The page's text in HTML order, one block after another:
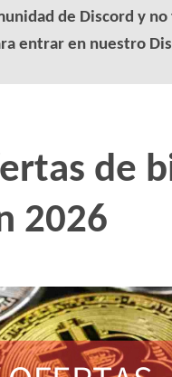
de Discord y
entrar en nuestro
de
2026